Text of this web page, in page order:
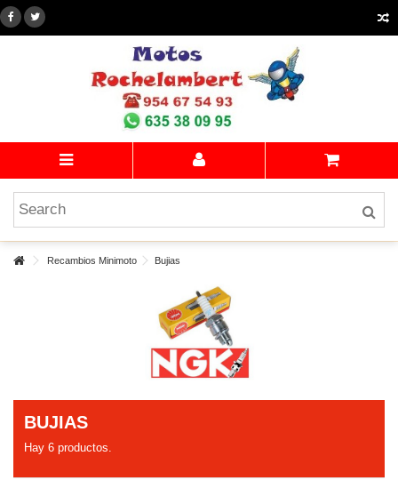
Recambios Minimoto Bujias
BUJIAS
Hay 6 productos.